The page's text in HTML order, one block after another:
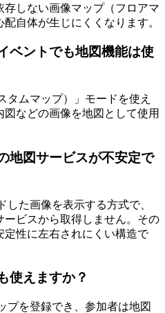
しない画像マップ（フロアマ
自体が生じにくくなります。
ベントでも地図機能は使
タムマップ）」モードを使え
などの画像を地図として使用
地図サービスが不安定で
た画像を表示する方式で、
ビスから取得しません。その
性に左右されにくい構造で
使えますか？
プを登録でき、参加者は地図